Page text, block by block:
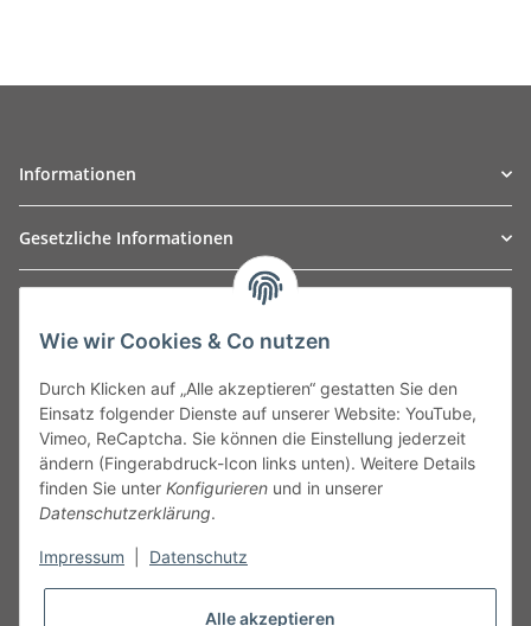
Informationen
Gesetzliche Informationen
Leibnizstraße 2a
Germany
Phone:+49 40 5287270
Fax:+49 40 5281050
Email:sales@tow-automotive.de
Wie wir Cookies & Co nutzen
Durch Klicken auf „Alle akzeptieren“ gestatten Sie den
Einsatz folgender Dienste auf unserer Website: YouTube,
Vimeo, ReCaptcha. Sie können die Einstellung jederzeit
ändern (Fingerabdruck-Icon links unten). Weitere Details
finden Sie unter Konfigurieren und in unserer
Datenschutzerklärung.
Impressum Datenschutz
Alle akzeptieren